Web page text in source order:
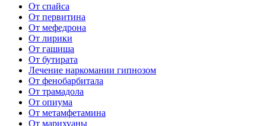
От спайса
От первитина
От мефедрона
От лирики
От гашиша
От бутирата
Лечение наркомании гипнозом
От фенобарбитала
От трамадола
От опиума
От метамфетамина
От марихуаны